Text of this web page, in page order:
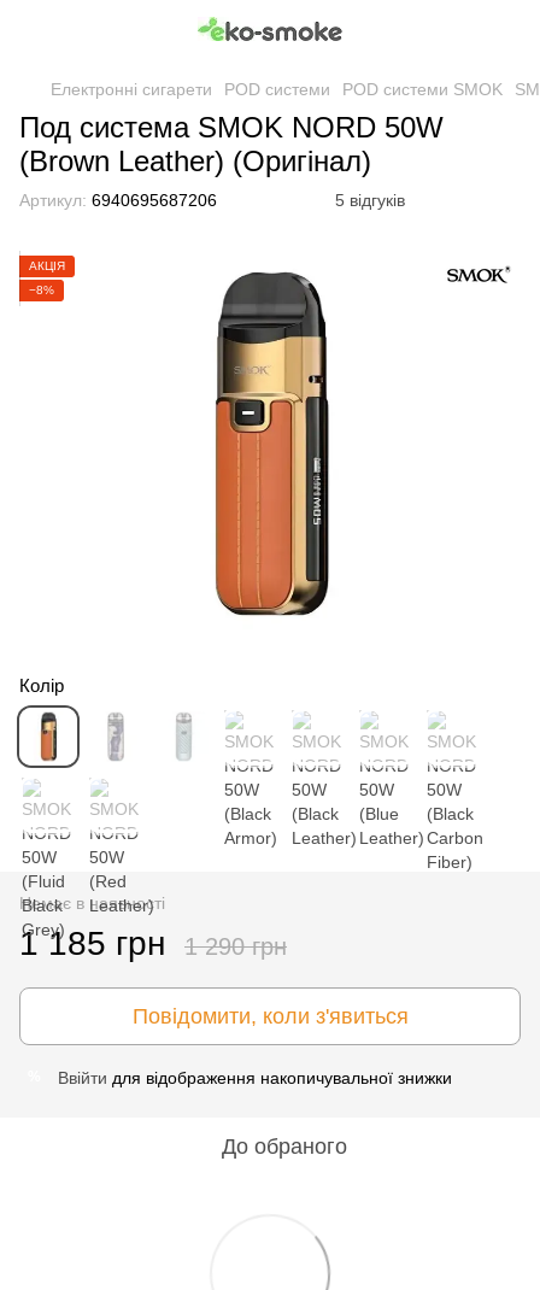
Електронні сигарети POD системи POD системи SMOK
Под система SMOK NORD 50W
(Brown Leather) (Оригінал)
Артикул: 6940695687206 5 відгуків
АКЦІЯ
−8%
Колір
Немає в наявності
1 185 грн 1 290 грн
Повідомити, коли з'явиться
Ввійти для відображення накопичувальної знижки
До обраного